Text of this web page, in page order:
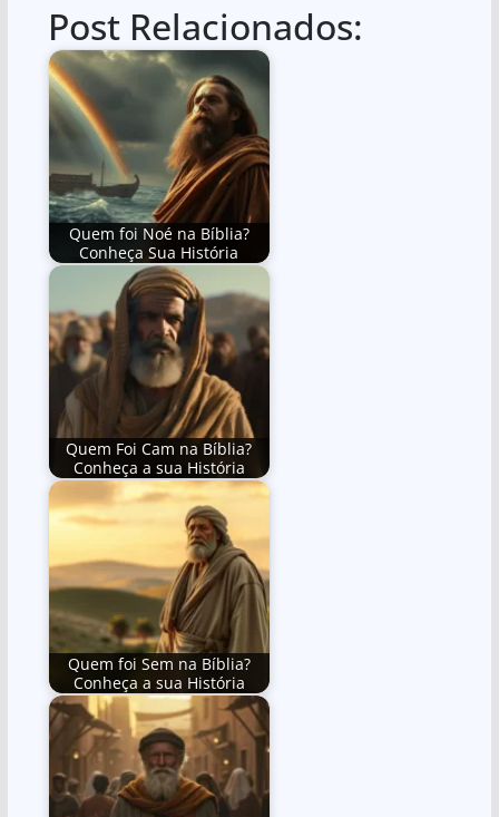
at
s
A
p
p
c
e
b
o
o
k
ar
e
Post Relacionados:
Quem foi Noé na Bíblia?
Conheça Sua História
Quem Foi Cam na Bíblia?
Conheça a sua História
Quem foi Sem na Bíblia?
Conheça a sua História